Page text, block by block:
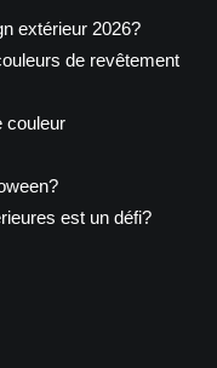
extérieur 2026?
de revêtement
couleur
est un défi?